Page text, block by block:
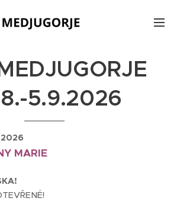
5.9.2026
MARIE